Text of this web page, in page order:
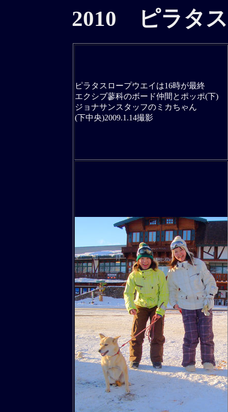
2010 ピラタ
ピラタスロープウエイは16時が最終
エクシブ蓼科のボード仲間とポッポ(下)
ジョナサンスタッフのミカちゃん
(下中央)2009.1.14撮影